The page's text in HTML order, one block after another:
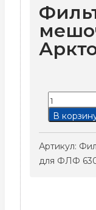
Количество
товара
(материал)
мешочный
В
Артикул:
для ФЛФ